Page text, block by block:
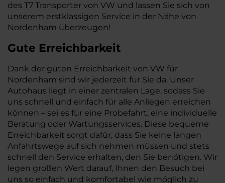
des T7 Transporter von VW und lassen Sie sich von
unserem erstklassigen Service in der Nähe von
Nordenham überzeugen!
Gute Erreichbarkeit
Dank der guten Erreichbarkeit von VW für
Nordenham sind wir jederzeit für Sie da. Unser
Autohaus liegt in einer zentralen Lage, sodass Sie
uns schnell und einfach für alle Anliegen erreichen
können – sei es für eine Probefahrt, eine individuelle
Beratung oder Wartungsservices. Diese bequeme
Erreichbarkeit sorgt dafür, dass Sie keine langen
Anfahrtswege auf sich nehmen müssen und stets
schnell den Service erhalten, den Sie benötigen. Wir
legen großen Wert darauf, Ihnen den Besuch bei
uns so einfach und komfortabel wie möglich zu